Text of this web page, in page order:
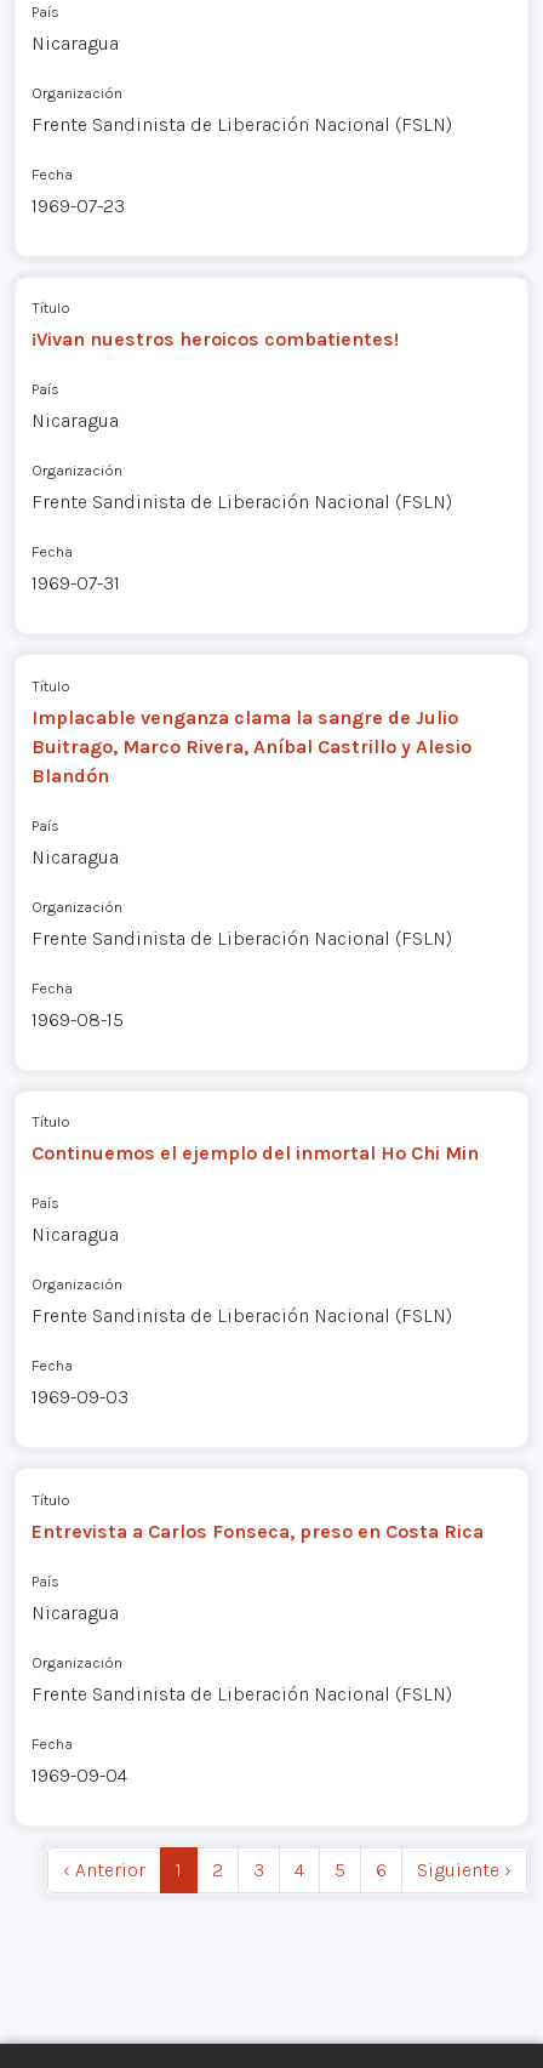
País
Nicaragua
Organización
Frente Sandinista de Liberación Nacional (FSLN)
Fecha
1969-07-23
Título
¡Vivan nuestros heroicos combatientes!
País
Nicaragua
Organización
Frente Sandinista de Liberación Nacional (FSLN)
Fecha
1969-07-31
Título
Implacable venganza clama la sangre de Julio
Buitrago, Marco Rivera, Aníbal Castrillo y Alesio
Blandón
País
Nicaragua
Organización
Frente Sandinista de Liberación Nacional (FSLN)
Fecha
1969-08-15
Título
Continuemos el ejemplo del inmortal Ho Chi Min
País
Nicaragua
Organización
Frente Sandinista de Liberación Nacional (FSLN)
Fecha
1969-09-03
Título
Entrevista a Carlos Fonseca, preso en Costa Rica
País
Nicaragua
Organización
Frente Sandinista de Liberación Nacional (FSLN)
Fecha
1969-09-04
‹ Anterior 1 2 3 4 5 6 Siguiente ›